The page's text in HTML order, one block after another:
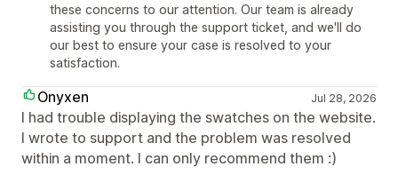
these concerns to our attention. Our team is already
assisting you through the support ticket, and we'll do
our best to ensure your case is resolved to your
satisfaction.
Onyxen Jul 28, 2026
I had trouble displaying the swatches on the website.
I wrote to support and the problem was resolved
within a moment. I can only recommend them :)